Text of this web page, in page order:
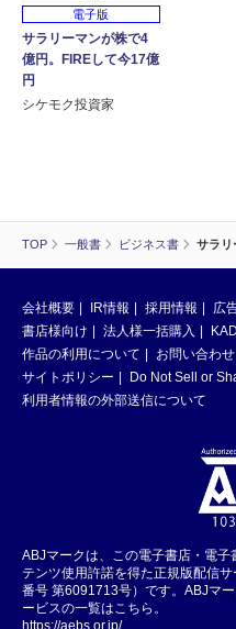
TOP 一般書 ビジネス書 サラリ
電子版
サラリーマンが株で4
億円。FIREして今17億
円
シケモク投資家
会社概要 IR情報 採用情報 広
書店様向け
法人様一括購入
作品の利用について
お問い合わせ
サイトポリシー
Do Not Sell or
利用者情報の外部送信について
ABJマークは、この電子書店・電
テンツ使用許諾を得た正規版配信
番号 第6091713号）です。ABJマ
ービスの一覧はこちら。